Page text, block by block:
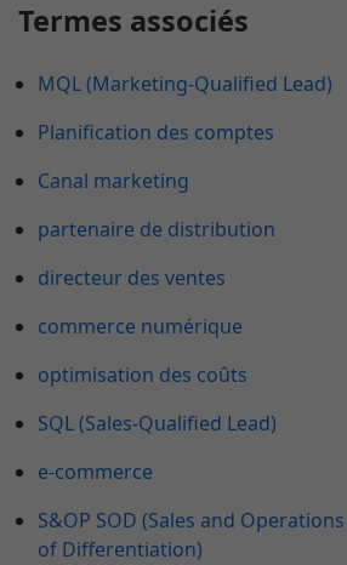
Termes associés
MQL (Marketing-Qualified Lead)
Planification des comptes
Canal marketing
partenaire de distribution
directeur des ventes
commerce numérique
optimisation des coûts
SQL (Sales-Qualified Lead)
e-commerce
S&OP SOD (Sales and
of Differentiation)